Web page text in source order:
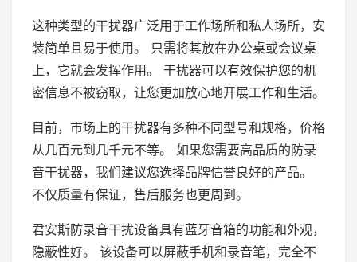
这种类型的干扰器广泛用于工作场所和私人场所，安
装简单且易于使用。 只需将其放在办公桌或会议桌
上，它就会发挥作用。 干扰器可以有效保护您的机
密信息不被窃取，让您更加放心地开展工作和生活。
目前，市场上的干扰器有多种不同型号和规格，价格
从几百元到几千元不等。 如果您需要高品质的防录
音干扰器，我们建议您选择品牌信誉良好的产品。
不仅质量有保证，售后服务也更周到。
君安斯防录音干扰设备具有蓝牙音箱的功能和外观，
隐蔽性好。 该设备可以屏蔽手机和录音笔，完全不